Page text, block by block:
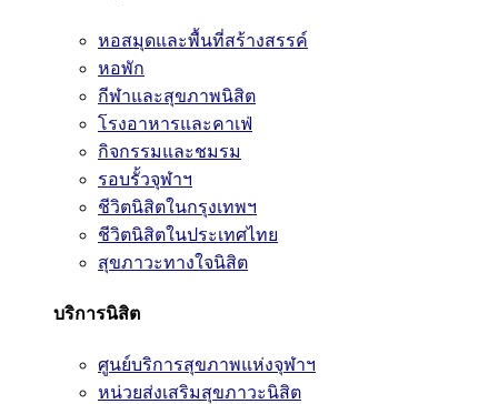
หอสมุดและพื้นที่สร้างสรรค์
หอพัก
กีฬาและสุขภาพนิสิต
โรงอาหารและคาเฟ่
กิจกรรมและชมรม
รอบรั้วจุฬาฯ
ชีวิตนิสิตในกรุงเทพฯ
ชีวิตนิสิตในประเทศไทย
สุขภาวะทางใจนิสิต
บริการนิสิต
ศูนย์บริการสุขภาพแห่งจุฬาฯ
หน่วยส่งเสริมสุขภาวะนิสิต